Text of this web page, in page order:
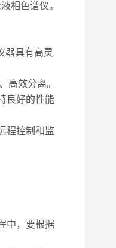
相色谱仪。
器具有高灵
效分离。
良好的性能
程控制和监
中，要根据